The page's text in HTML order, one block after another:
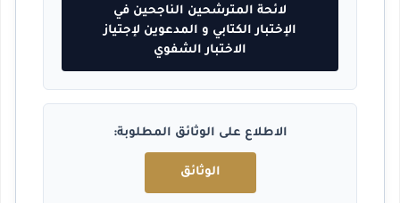
لائحة المترشحين الناجحين في
الإختبار الكتابي و المدعوين لإجتياز
الاختبار الشفوي
الاطلاع على الوثائق المطلوبة:
الوثائق